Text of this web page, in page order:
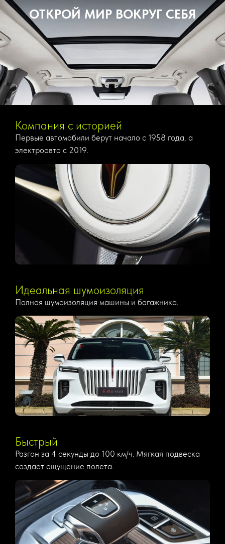
ОТКРОЙ МИР ВОКРУГ СЕБЯ
Компания с историей
Первые автомобили берут начало с 1958 года, а
электроавто с 2019.
Идеальная шумоизоляция
Полная шумоизоляция машины и багажника.
Быстрый
Разгон за 4 секунды до 100 км/ч. Мягкая подвеска
создает ощущение полета.